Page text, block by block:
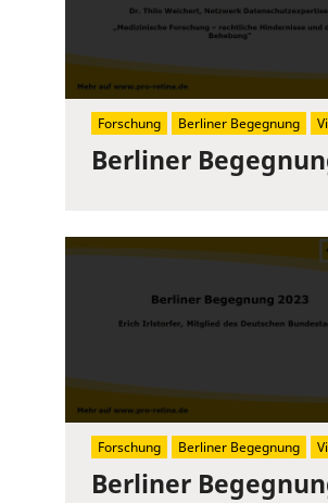
Berliner
Forschung Berliner Begegnung
Berliner
Forschung Berliner Begegnung